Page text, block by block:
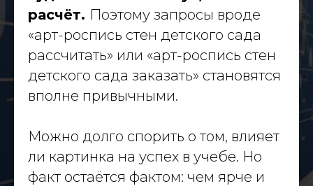
расчёт. Поэтому запросы вроде
«арт-роспись стен детского сада
рассчитать» или «арт-роспись стен
детского сада заказать» становятся
вполне привычными.
Можно долго спорить о том, влияет
ли картинка на успех в учебе. Но
факт остаётся фактом: чем ярче и